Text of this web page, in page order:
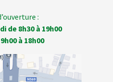
:
de 8h30 à 19h00
à 18h00